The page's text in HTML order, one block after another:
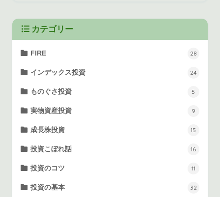
カテゴリー
FIRE 28
インデックス投資 24
ものぐさ投資 5
実物資産投資 9
成長株投資 15
投資こぼれ話 16
投資のコツ 11
投資の基本 32